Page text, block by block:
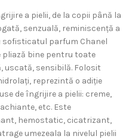
a pielii, de la copii până la
senzuală, reminiscență a
sofisticatul parfum Chanel
pliază bine pentru toate
uscată, sensibilă. Folosit
reprezintă o adiție
de îngrijire a pielii: creme,
etc. Este
hemostatic, cicatrizant,
umezeala la nivelul pielii